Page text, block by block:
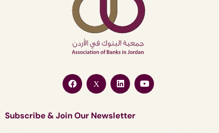
Subscribe & Join Our Newsletter